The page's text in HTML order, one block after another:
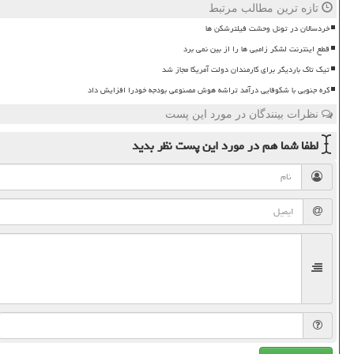
تازه ترین مطالب مرتبط
خردسالان در تونل وحشت فیلترشکن ها
قطع اینترنت لشکر زامبی ها را از بین نمی برد
تیک تاک باردیگر برای کارمندان دولت آمریکا مجاز شد
کره جنوبی با شکوفایی درآمد تراشه هوش مصنوعی بودجه خودرا افزایش داد
نظرات بینندگان در مورد این پست
لطفا شما همدر مورد این پستنظر بدید